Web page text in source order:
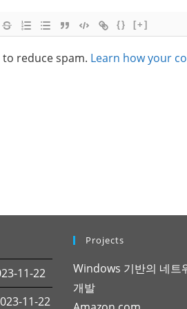
{} [+]
reduce spam. Learn how your
11-22
11-22
Projects
Windows 기반의 네트
개발